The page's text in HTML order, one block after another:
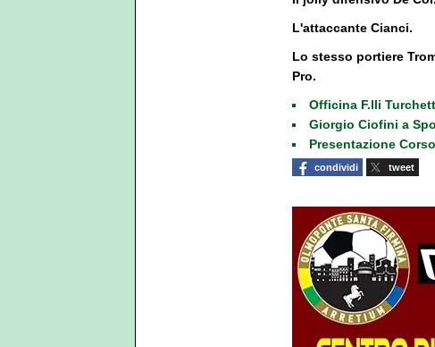
L'attaccante Cianci.
Lo stesso portiere
Pro.
Officina F.lli
Giorgio Ciofini a
Presentazione
condividi tweet